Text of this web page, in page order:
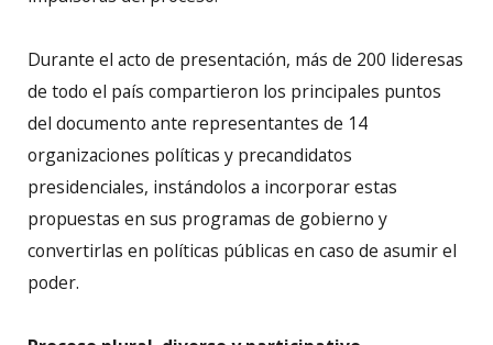
Durante el acto de presentación, más de 200 lideresas
de todo el país compartieron los principales puntos
del documento ante representantes de 14
organizaciones políticas y precandidatos
presidenciales, instándolos a incorporar estas
propuestas en sus programas de gobierno y
convertirlas en políticas públicas en caso de asumir el
poder.